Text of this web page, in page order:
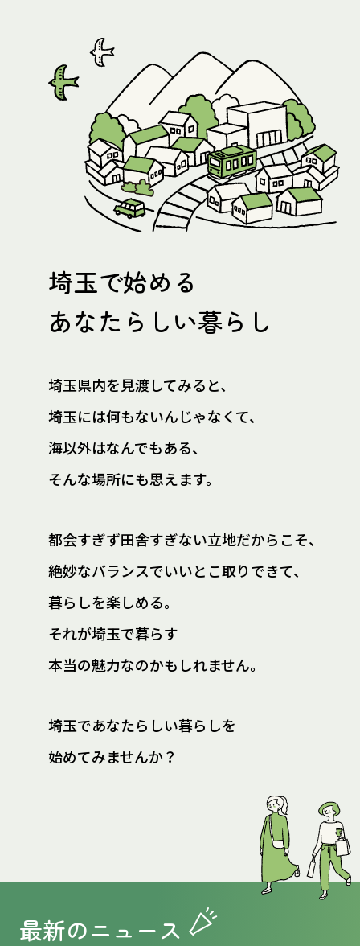
埼玉で始める
あなたらしい暮らし
埼玉県内を見渡してみると、
埼玉には何もないんじゃなくて、
海以外はなんでもある、
そんな場所にも思えます。
都会すぎず田舎すぎない立地だからこそ、
絶妙なバランスでいいとこ取りできて、
暮らしを楽しめる。
それが埼玉で暮らす
本当の魅力なのかもしれません。
埼玉であなたらしい暮らしを
始めてみませんか？
最新のニュース